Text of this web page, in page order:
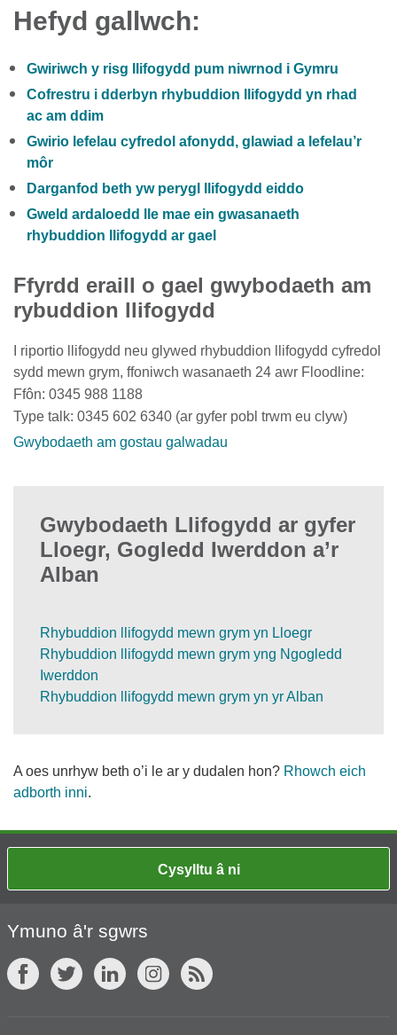
Hefyd gallwch:
Gwiriwch y risg llifogydd pum niwrnod i Gymru
Cofrestru i dderbyn rhybuddion llifogydd yn rhad
ac am ddim
Gwirio lefelau cyfredol afonydd, glawiad a lefelau’r
môr
Darganfod beth yw perygl llifogydd eiddo
Gweld ardaloedd lle mae ein gwasanaeth
rhybuddion llifogydd ar gael
Ffyrdd eraill o gael gwybodaeth am
rybuddion llifogydd
I riportio llifogydd neu glywed rhybuddion llifogydd cyfredol
sydd mewn grym, ffoniwch wasanaeth 24 awr Floodline:
Ffôn: 0345 988 1188
Type talk: 0345 602 6340 (ar gyfer pobl trwm eu clyw)
Gwybodaeth am gostau galwadau
Gwybodaeth Llifogydd ar gyfer
Lloegr, Gogledd Iwerddon a’r
Alban
Rhybuddion llifogydd mewn grym yn Lloegr
Rhybuddion llifogydd mewn grym yng Ngogledd
Iwerddon
Rhybuddion llifogydd mewn grym yn yr Alban
A oes unrhyw beth o’i le ar y dudalen hon? Rhowch eich
adborth inni.
Cysylltu â ni
Ymuno â'r sgwrs